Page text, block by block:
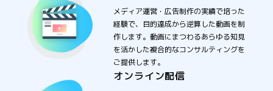
メディア運営・広告制作の実績で培った
経験で、目的達成から逆算した動画を制
作します。動画にまつわるあらゆる知見
を活かした複合的なコンサルティングを
ご提供します。
オンライン配信